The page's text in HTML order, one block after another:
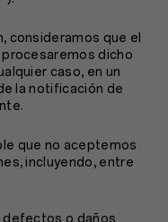
consideramos que el
dicho
caso, en un
la notificación de
que no aceptemos
incluyendo, entre
defectos o daños